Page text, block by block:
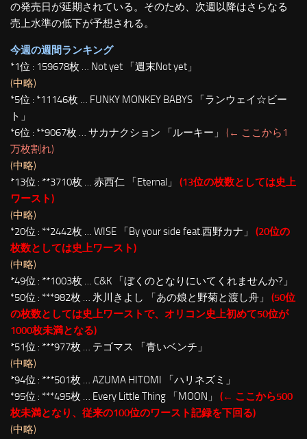
の発売日が延期されている。そのため、次週以降はさらなる
売上水準の低下が予想される。
今週の週間ランキング
*1位 : 159678枚 … Not yet 「週末Not yet」
(中略)
*5位 : *11146枚 … FUNKY MONKEY BABYS 「ランウェイ☆ビー
ト」
*6位 : **9067枚 … サカナクション 「ルーキー」 (← ここから1
万枚割れ)
(中略)
*13位 : **3710枚 … 赤西仁 「Eternal」
(13位の枚数としては史上
ワースト)
(中略)
*20位 : **2442枚 … WISE 「By your side feat.西野カナ」 (20位の
枚数としては史上ワースト)
(中略)
*49位 : **1003枚 … C&K 「ぼくのとなりにいてくれませんか?」
*50位 : ***982枚 … 氷川きよし 「あの娘と野菊と渡し舟」
(50位
の枚数としては史上ワーストで、オリコン史上初めて50位が
1000枚未満となる)
*51位 : ***977枚 … テゴマス 「青いベンチ」
(中略)
*94位 : ***501枚 … AZUMA HITOMI 「ハリネズミ」
*95位 : ***495枚 … Every Little Thing 「MOON」 (← ここから500
枚未満となり、従来の100位のワースト記録を下回る)
(中略)